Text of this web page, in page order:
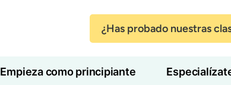
¿Has probado nuestras
Empieza como principiante